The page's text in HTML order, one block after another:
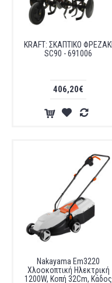
KRAFT: ΣΚΑΠΤΙΚΟ ΦΡΕΖΑΚΙ
SC90 - 691006
406,20€
Nakayama Em3220
Χλοοκοπτική Ηλεκτρική
1200W, Κοπή 32Cm, Κάδος